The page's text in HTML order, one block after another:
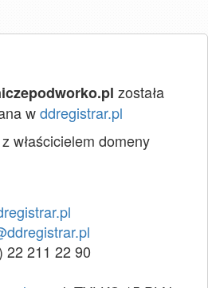
została
wddregistrar.pl
z właścicielem domeny
22 211 22 90